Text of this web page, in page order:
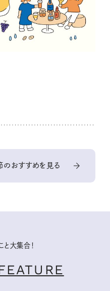
のおすすめを見る
と大集合！